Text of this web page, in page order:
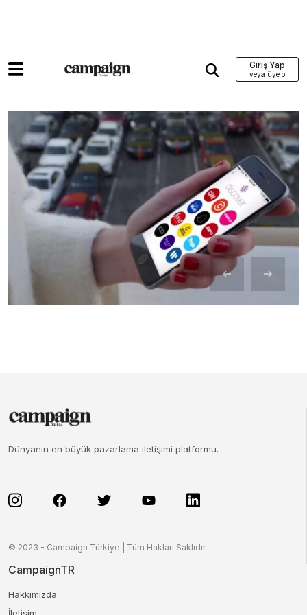
Giriş Yap
Dünyanın en büyük pazarlama iletişimi platformu.
© 2023 - Campaign Türkiye | Tüm Hakları Saklıdır.
CampaignTR
Hakkımızda